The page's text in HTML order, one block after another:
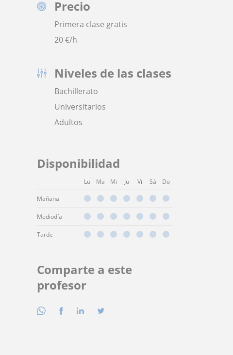
Precio
Primera clase gratis
20€/h
Niveles de las clases
Bachillerato
Universitarios
Adultos
Disponibilidad
Lu Ma Mi Ju Vi Sá Do
Mañana
Mediodía
Tarde
Comparte a este
profesor